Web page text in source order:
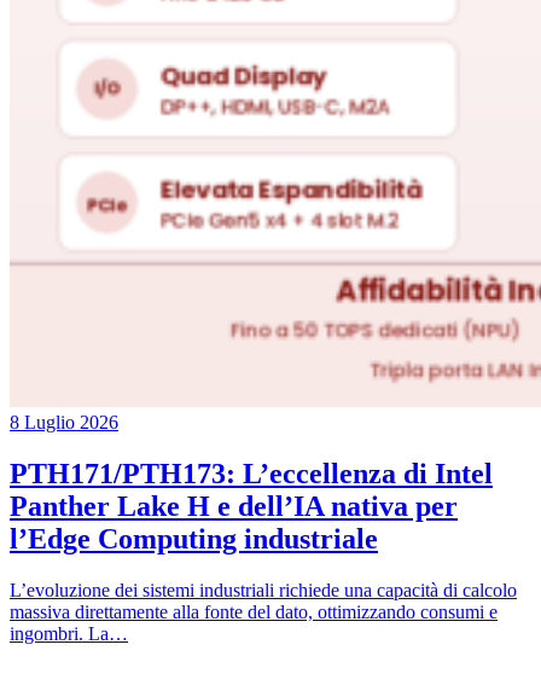
8 Luglio 2026
PTH171/PTH173: L’eccellenza di Intel
Panther Lake H e dell’IA nativa per
l’Edge Computing industriale
L’evoluzione dei sistemi industriali richiede una capacità di calcolo
massiva direttamente alla fonte del dato, ottimizzando consumi e
ingombri. La…